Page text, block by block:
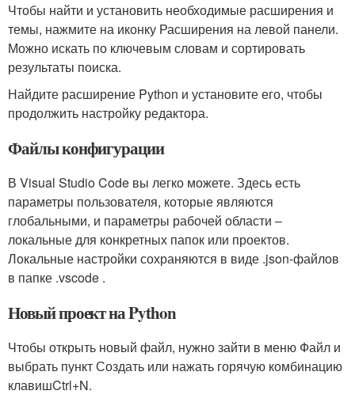
Чтобы найти и установить необходимые расширения и
темы, нажмите на иконку Расширения на левой панели.
Можно искать по ключевым словам и сортировать
результаты поиска.
Найдите расширение Python и установите его, чтобы
продолжить настройку редактора.
Файлы конфигурации
В Visual Studio Code вы легко можете. Здесь есть
параметры пользователя, которые являются
глобальными, и параметры рабочей области –
локальные для конкретных папок или проектов.
Локальные настройки сохраняются в виде .json-файлов
в папке .vscode .
Новый проект на Python
Чтобы открыть новый файл, нужно зайти в меню Файл и
выбрать пункт Создать или нажать горячую комбинацию
клавишCtrl+N.